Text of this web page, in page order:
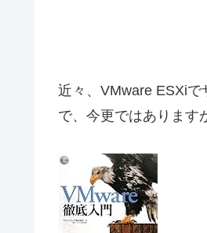
近々、VMware ESXi
で、今更ではあります